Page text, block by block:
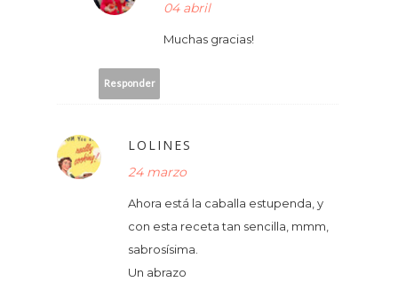
04 abril
Muchas gracias!
Responder
LOLINES
24 marzo
Ahora está la caballa estupenda, y
con esta receta tan sencilla, mmm,
sabrosísima.
Un abrazo